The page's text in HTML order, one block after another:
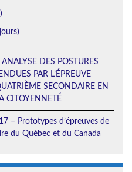
DES POSTURES
PAR L’ÉPREUVE
SECONDAIRE EN
CITOYENNETÉ
– Prototypes d’épreuves de
du Québec et du Canada